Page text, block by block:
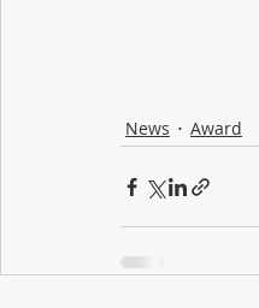
News Award